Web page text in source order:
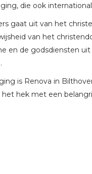
die ook
gaat uit van het
van het
en de godsdiensten uit
is Renova in
hek met een